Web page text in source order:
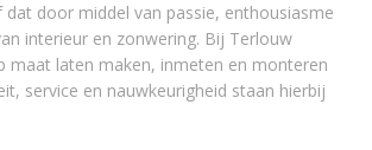
door middel van passie, enthousiasme
interieur en zonwering. Bij Terlouw
maat laten maken, inmeten en monteren
service en nauwkeurigheid staan hierbij